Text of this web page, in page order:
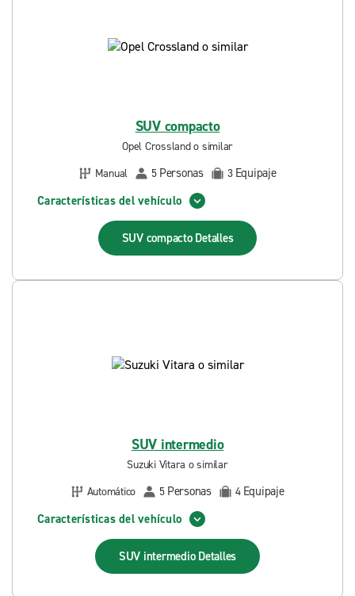
SUV compacto
Opel Crossland o similar
Manual
5 Personas 3 Equipaje
Características del vehículo
SUV compacto Detalles
SUV intermedio
Suzuki Vitara o similar
Automático
5 Personas 4 Equipaje
Características del vehículo
SUV intermedio Detalles